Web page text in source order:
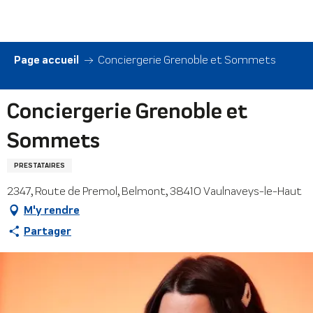
contenu
principal
Page accueil Conciergerie Grenoble et Sommets
Conciergerie Grenoble et
Sommets
PRESTATAIRES
2347, Route de Premol, Belmont, 38410 Vaulnaveys-le-Haut
M'y rendre
Partager